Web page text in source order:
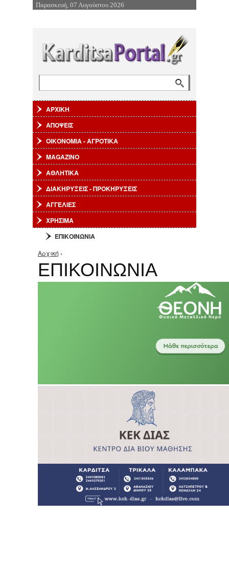
Επιστροφή στην Πλοήγηση
Παρασκευή, 07 Αυγούστου 2026
ΑΡΧΙΚΗ
ΑΠΟΨΕΙΣ
ΟΙΚΟΝΟΜΙΑ - ΑΓΡΟΤΙΚΑ
MAGAZINO
ΑΘΛΗΤΙΚΑ
ΔΙΑΚΗΡΥΞΕΙΣ - ΠΡΟΚΗΡΥΞΕΙΣ
ΑΓΓΕΛΙΕΣ
ΧΡΗΣΙΜΑ
ΕΠΙΚΟΙΝΩΝΙΑ
Είστε εδώ
Αρχική ›
ΕΠΙΚΟΙΝΩΝΙΑ